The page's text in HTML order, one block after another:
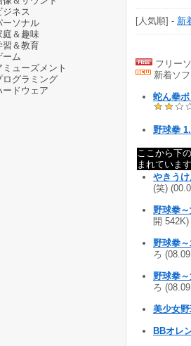
ジネス
ーソナル
庭＆趣味
習＆教育
ーム
ミューズメント
ログラミング
ードウェア
[人気順] - 新
フリー
新着ソ
蛇ん拳
野球拳
ここから下
まれています
やきう
(笑)
野球拳
開 542K)
野球拳
ろ
野球拳
ろ
美少女
BBオレ